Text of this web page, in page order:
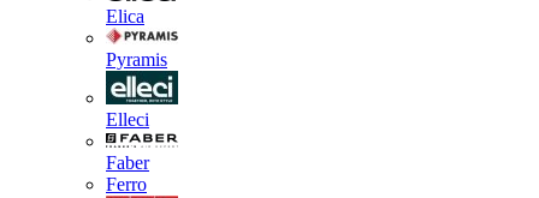
Elica
Pyramis
Elleci
Faber
Ferro